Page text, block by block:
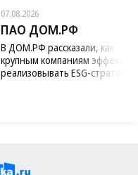
07.08.2026
ПАО ДОМ.РФ
В ДОМ.РФ рассказали, как
крупным компаниям
реализовывать ESG-стратегию